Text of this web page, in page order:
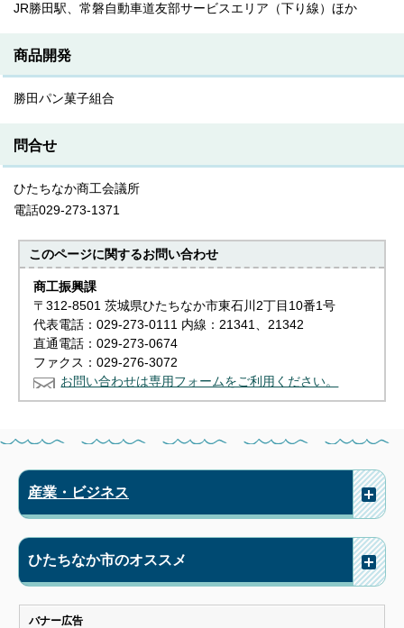
JR勝田駅、常磐自動車道友部サービスエリア（下り線）ほか
商品開発
勝田パン菓子組合
問合せ
ひたちなか商工会議所
電話029-273-1371
このページに関するお問い合わせ
商工振興課
〒312-8501 茨城県ひたちなか市東石川2丁目10番1号
代表電話：029-273-0111 内線：21341、21342
直通電話：029-273-0674
ファクス：029-276-3072
お問い合わせは専用フォームをご利用ください。
産業・ビジネス
ひたちなか市のオススメ
バナー広告